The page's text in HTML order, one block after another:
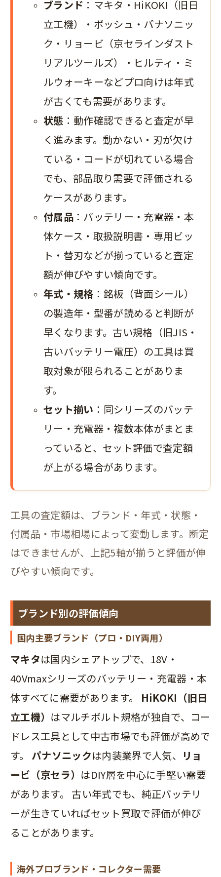
ブランド ：マキタ・HiKOKI（旧日
立工機）・ボッシュ・パナソニッ
ク・リョービ（京セラインダスト
リアルツールズ）・ヒルティ・ミ
ルウォーキーなどプロ向けは年式
が古くても需要があります。
状態 ：動作確認できると査定が早
く進みます。動かない・刃が欠け
ている・コードが切れている場合
でも、部品取り需要で評価される
ケースがあります。
付属品 ：バッテリー・充電器・本
体ケース・取扱説明書・専用ビッ
ト・替刃などが揃っていると査定
額が伸びやすい傾向です。
年式・規格 ：銘板（背面シール）
の製造年・型番が読めると判断が
早くなります。古い規格（旧JIS・
古いバッテリー電圧）の工具は買
取対象が限られることがありま
す。
セット揃い ：同シリーズのバッテ
リー・充電器・複数本体がまとま
っていると、セット評価で査定額
が上がる場合があります。
工具の査定額は、ブランド・年式・状態・
付属品・市場相場によって変動します。断定
はできませんが、上記5軸が揃うと評価が伸
びやすい傾向です。
ブランド別の評価傾向
国内主要ブランド（プロ・DIY両用）
マキタは国内シェアトップで、18V・
40Vmaxシリーズのバッテリー・充電器・本
体すべてに需要があります。 HiKOKI（旧日
立工機） はマルチボルト規格が独自で、コー
ドレス工具として中古市場でも評価が高めで
す。 パナソニックは内装業界で人気、 リョ
ービ（京セラ） はDIY層を中心に手堅い需要
があります。 古い年式でも、純正バッテリ
ーが生きていればセット買取で評価が伸び
ることがあります。
海外プロブランド・コレクター需要